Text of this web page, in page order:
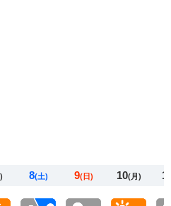
8(土) 9(日) 10(月)